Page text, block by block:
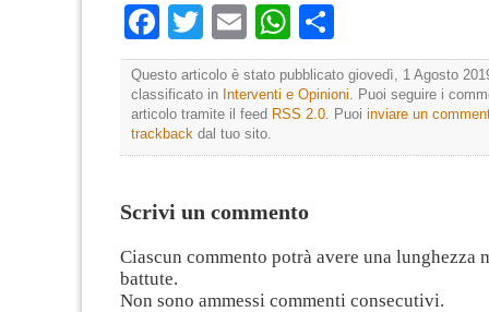
Facebook
TwitterEmailWhatsApp
Questo articolo è stato pubblicato giovedì, 1 Agosto
classificato in Interventi e Opinioni . Puoi seguire i
articolo tramite il feed RSS 2.0 . Puoi inviare un
trackback dal tuo sito.
Scrivi un commento
Ciascun commento potrà avere una lunghezza
battute.
Non sono ammessi commenti consecutivi.